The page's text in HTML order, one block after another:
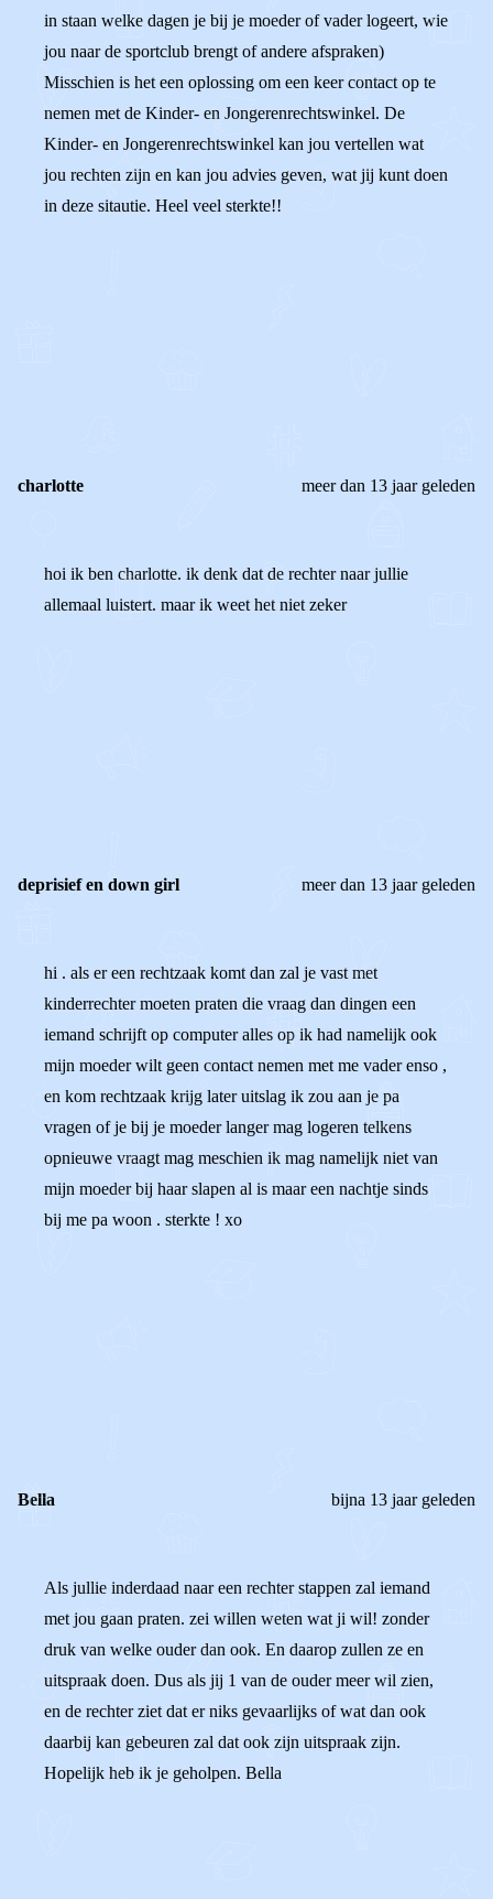
in staan welke dagen je bij je moeder of vader logeert, wie
jou naar de sportclub brengt of andere afspraken)
Misschien is het een oplossing om een keer contact op te
nemen met de Kinder- en Jongerenrechtswinkel. De
Kinder- en Jongerenrechtswinkel kan jou vertellen wat
jou rechten zijn en kan jou advies geven, wat jij kunt doen
in deze sitautie. Heel veel sterkte!!
charlotte meer dan 13 jaar geleden
hoi ik ben charlotte. ik denk dat de rechter naar jullie
allemaal luistert. maar ik weet het niet zeker
deprisief en down girl meer dan 13 jaar geleden
hi . als er een rechtzaak komt dan zal je vast met
kinderrechter moeten praten die vraag dan dingen een
iemand schrijft op computer alles op ik had namelijk ook
mijn moeder wilt geen contact nemen met me vader enso ,
en kom rechtzaak krijg later uitslag ik zou aan je pa
vragen of je bij je moeder langer mag logeren telkens
opnieuwe vraagt mag meschien ik mag namelijk niet van
mijn moeder bij haar slapen al is maar een nachtje sinds
bij me pa woon . sterkte ! xo
Bella bijna 13 jaar geleden
Als jullie inderdaad naar een rechter stappen zal iemand
met jou gaan praten. zei willen weten wat ji wil! zonder
druk van welke ouder dan ook. En daarop zullen ze en
uitspraak doen. Dus als jij 1 van de ouder meer wil zien,
en de rechter ziet dat er niks gevaarlijks of wat dan ook
daarbij kan gebeuren zal dat ook zijn uitspraak zijn.
Hopelijk heb ik je geholpen. Bella